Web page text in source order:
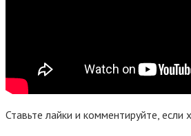
Ставьте лайки и комментируйте, если